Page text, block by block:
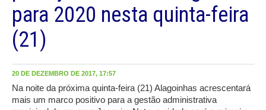
para 2020 nesta quinta-feira
(21)
20 DE DEZEMBRO DE 2017, 17:57
Na noite da próxima quinta-feira (21) Alagoinhas acrescentará
mais um marco positivo para a gestão administrativa